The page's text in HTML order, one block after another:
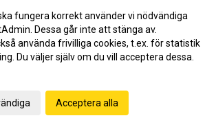
2022-04-30 09:11
2022-04-27 14:05
2022-04-13 18:21
fungera korrekt använder vi nödvändiga
Dessa går inte att stänga av.
använda frivilliga cookies, t.ex. för statistik
Du väljer själv om du vill acceptera dessa.
Acceptera alla